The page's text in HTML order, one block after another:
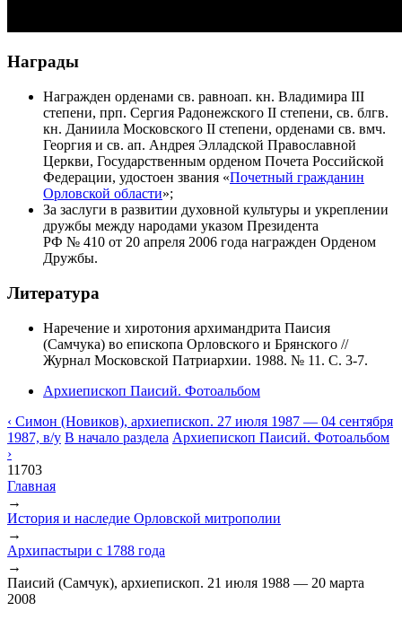
Награды
Награжден орденами св. равноап. кн. Владимира III
степени, прп. Сергия Радонежского II степени, св. блгв.
кн. Даниила Московского II степени, орденами св. вмч.
Георгия и св. ап. Андрея Элладской Православной
Церкви, Государственным орденом Почета Российской
Федерации, удостоен звания «Почетный гражданин
Орловской области»;
За заслуги в развитии духовной культуры и укреплении
дружбы между народами указом Президента
РФ № 410 от 20 апреля 2006 года награжден Орденом
Дружбы.
Литература
Наречение и хиротония архимандрита Паисия
(Самчука) во епископа Орловского и Брянского //
Журнал Московской Патриархии. 1988. № 11. С. 3-7.
Архиепископ Паисий. Фотоальбом
‹ Симон (Новиков), архиепископ. 27 июля 1987 — 04 сентября
1987, в/у В начало раздела Архиепископ Паисий. Фотоальбом
›
11703
Вы здесь
Главная
→
История и наследие Орловской митрополии
→
Архипастыри с 1788 года
→
Паисий (Самчук), архиепископ. 21 июля 1988 — 20 марта
2008